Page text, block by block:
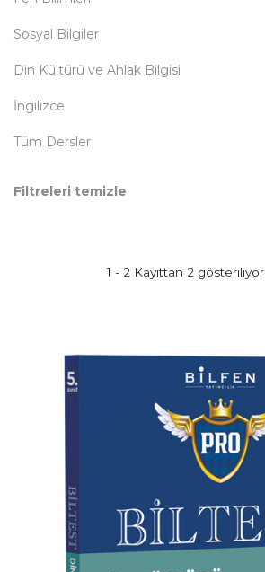
Sosyal Bilgiler
Din Kültürü ve Ahlak Bilgisi
İngilizce
Tüm Dersler
Filtreleri temizle
1 - 2 Kayıttan 2 gösteriliyor